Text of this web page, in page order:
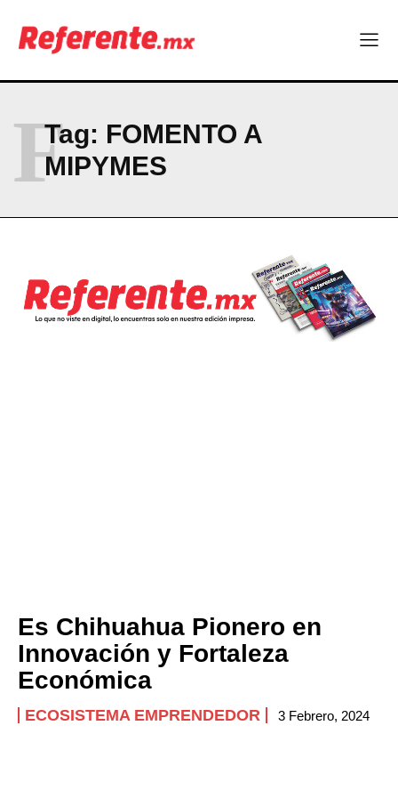
Company
CONTACT
PRIVACY POLICY
NEWSLETTER
Tag: FOMENTO A
MIPYMES
F
Es Chihuahua Pionero en
Innovación y Fortaleza
Económica
ECOSISTEMA EMPRENDEDOR 3 Febrero, 2024